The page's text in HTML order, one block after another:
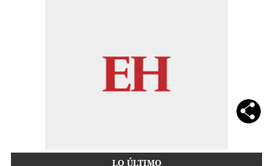
LO ÚLTIMO